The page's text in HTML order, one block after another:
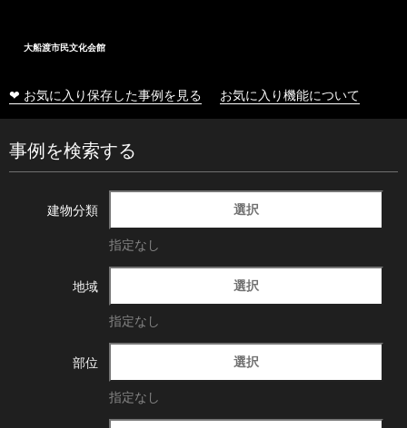
大船渡市民文化会館
❤ お気に入り保存した事例を見る お気に入り機能について
事例を検索する
建物分類 選択
指定なし
地域 選択
指定なし
部位 選択
指定なし